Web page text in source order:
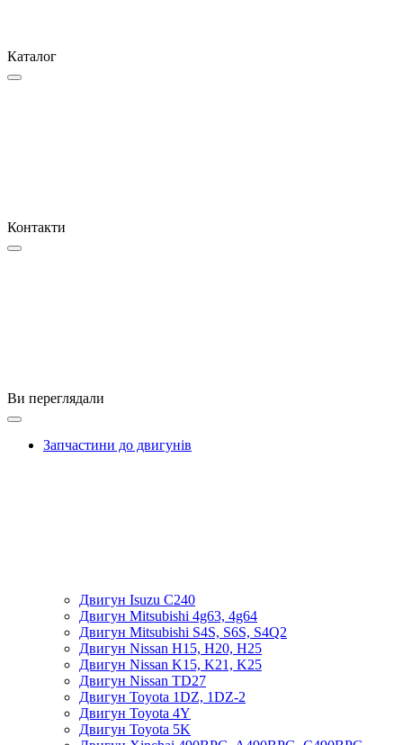
Каталог
Контакти
Ви переглядали
Запчастини до двигунів
Двигун Isuzu C240
Двигун Mitsubishi 4g63, 4g64
Двигун Mitsubishi S4S, S6S, S4Q2
Двигун Nissan H15, H20, H25
Двигун Nissan K15, K21, K25
Двигун Nissan TD27
Двигун Toyota 1DZ, 1DZ-2
Двигун Toyota 4Y
Двигун Toyota 5K